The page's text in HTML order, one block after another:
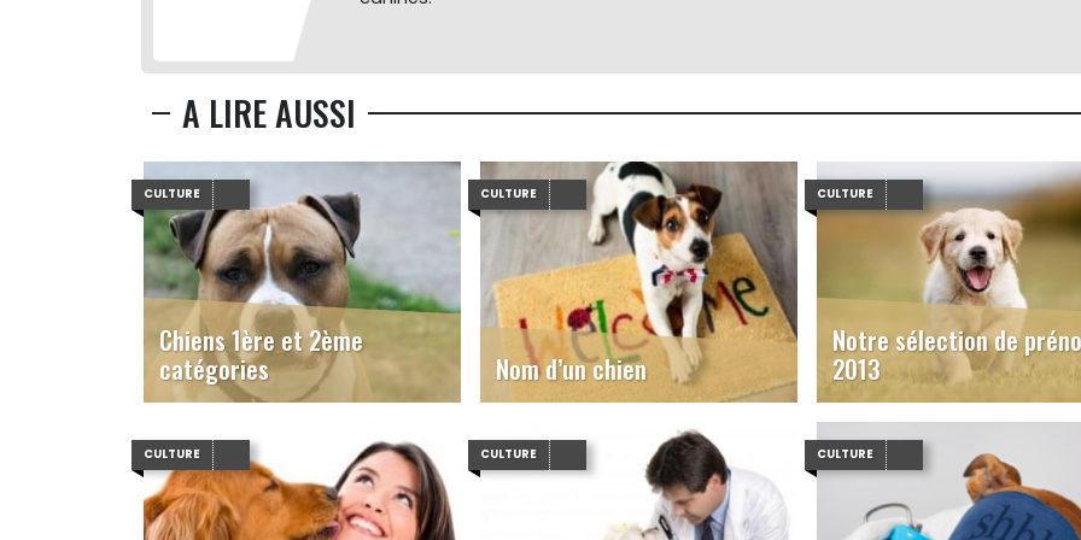
A LIRE AUSSI
CULTURE
Chiens 1ère et 2ème
catégories
CULTURE
Nom d’un chien
CULTURE
Notre sélection de
2013
CULTURE CULTURE CULTURE